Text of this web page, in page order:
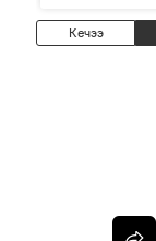
Кечээ